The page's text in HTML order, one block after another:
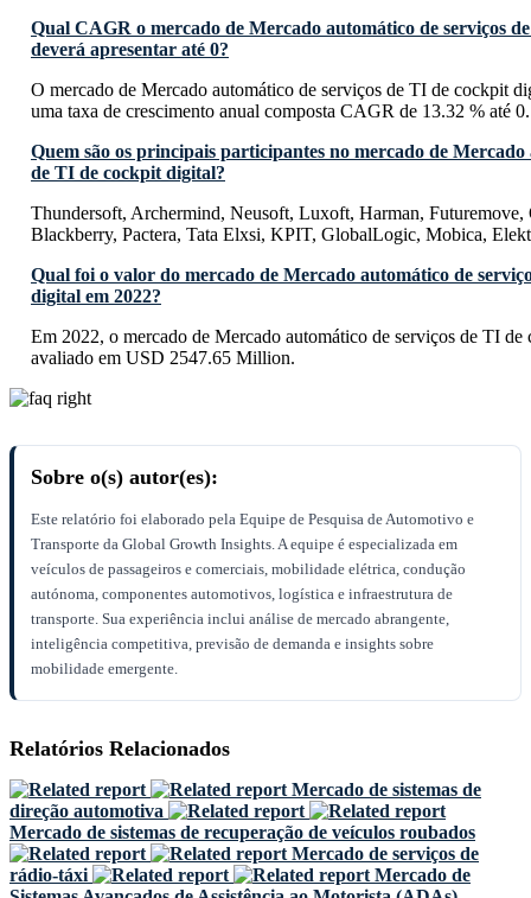
Qual CAGR o mercado de Mercado automático de serviços
deverá apresentar até 0?
O mercado de Mercado automático de serviços de TI de cockpit
uma taxa de crescimento anual composta CAGR de 13.32 % até 0.
Quem são os principais participantes no mercado de Mercado
de TI de cockpit digital?
Thundersoft, Archermind, Neusoft, Luxoft, Harman, Futuremove,
Blackberry, Pactera, Tata Elxsi, KPIT, GlobalLogic, Mobica,
Qual foi o valor do mercado de Mercado automático de
digital em 2022?
Em 2022, o mercado de Mercado automático de serviços de TI
avaliado em USD 2547.65 Million.
Sobre o(s) autor(es):
Este relatório foi elaborado pela Equipe de Pesquisa de Automotivo e
Transporte da Global Growth Insights. A equipe é especializada em
veículos de passageiros e comerciais, mobilidade elétrica, condução
autónoma, componentes automotivos, logística e infraestrutura de
transporte. Sua experiência inclui análise de mercado abrangente,
inteligência competitiva, previsão de demanda e insights sobre
mobilidade emergente.
Relatórios Relacionados
Mercado de sistemas de
direção automotiva
Mercado de sistemas de recuperação de veículos roubados
Mercado de serviços de
rádio-táxi
Mercado de